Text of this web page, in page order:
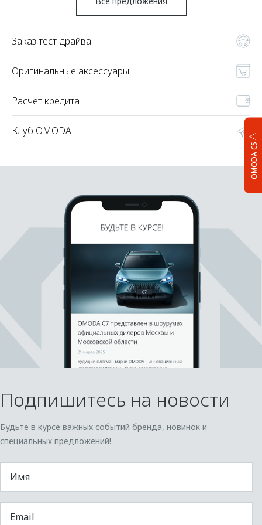
OMODA C5
Заказ тест-драйва
Оригинальные аксессуары
Расчет кредита
Клуб OMODA
Подпишитесь на новости
Будьте в курсе важных событий бренда, новинок и
специальных предложений!